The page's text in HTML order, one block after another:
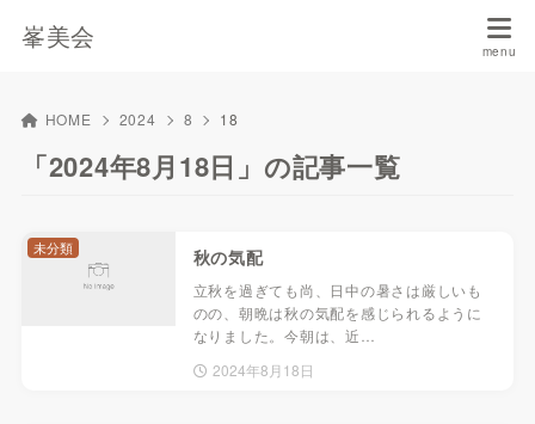
峯美会
HOME 2024 8 18
「2024年8月18日」の記事一覧
秋の気配
立秋を過ぎても尚、日中の暑さは厳しいも
のの、朝晩は秋の気配を感じられるように
なりました。今朝は、近…
未分類
2024年8月18日